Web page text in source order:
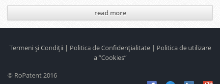
read more
Termeni și Condiții| Politica de Confidențialitate| Politica de utilizare
a ”Cookies”
© RoPatent 2016